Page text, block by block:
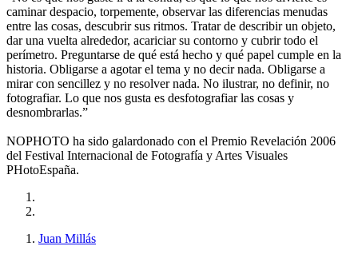
caminar despacio, torpemente, observar las diferencias menudas
entre las cosas, descubrir sus ritmos. Tratar de describir un objeto,
dar una vuelta alrededor, acariciar su contorno y cubrir todo el
perímetro. Preguntarse de qué está hecho y qué papel cumple en la
historia. Obligarse a agotar el tema y no decir nada. Obligarse a
mirar con sencillez y no resolver nada. No ilustrar, no definir, no
fotografiar. Lo que nos gusta es desfotografiar las cosas y
desnombrarlas.”
NOPHOTO ha sido galardonado con el Premio Revelación 2006
del Festival Internacional de Fotografía y Artes Visuales
PHotoEspaña.
Juan Millás